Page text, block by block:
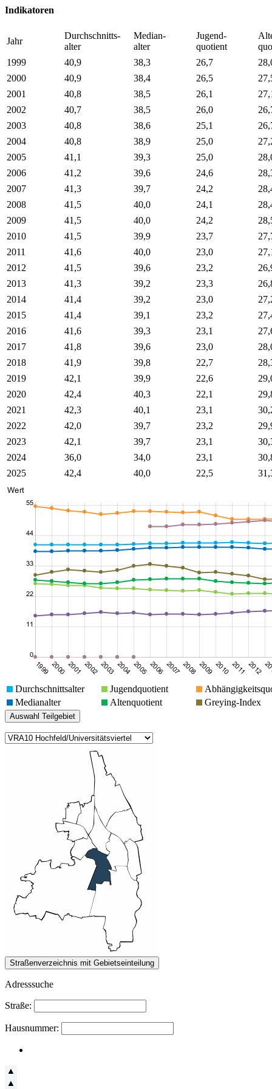
Indikatoren
Jahr
Durchschnitts-
alter
Median-
alter
Jugend-
quotient
1999
40,9 38,3 26,7
2000
40,9 38,4 26,5
2001
40,8 38,5 26,1
2002
40,7 38,5 26,0
2003
40,8 38,6 25,1
2004
40,8 38,9 25,0
2005
41,1 39,3 25,0
2006
41,2 39,6 24,6
2007
41,3 39,7 24,2
2008
41,5 40,0 24,1
2009
41,5 40,0 24,2
2010
41,5 39,9 23,7
2011
41,6 40,0 23,0
2012
41,5 39,6 23,2
2013
41,3 39,2 23,3
2014
41,4 39,2 23,0
2015
41,4 39,1 23,2
2016
41,6 39,3 23,1
2017
41,8 39,6 23,0
2018
41,9 39,8 22,7
2019
42,1 39,9 22,6
2020
42,4 40,3 22,1
2021
42,3 40,1 23,1
2022
42,0 39,7 23,2
2023
42,1 39,7 23,1
2024
36,0 34,0 23,1
2025
42,4 40,0 22,5
Durchschnittsalter Jugendquotient
Medianalter
Altenquotient Greying-Index
Adresssuche
Straße:
Hausnummer: